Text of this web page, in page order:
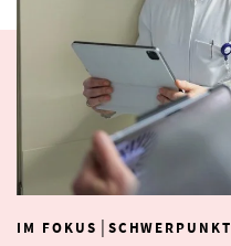
IM FOKUS | SCHWERPUNKT